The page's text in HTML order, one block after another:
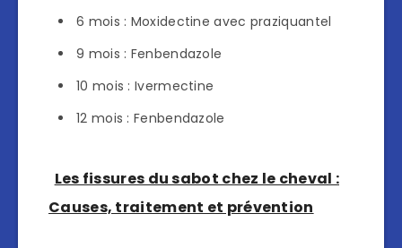
6 mois : Moxidectine avec praziquantel
9 mois : Fenbendazole
10 mois : Ivermectine
12 mois : Fenbendazole
Les fissures du sabot chez le cheval :
Causes, traitement et prévention